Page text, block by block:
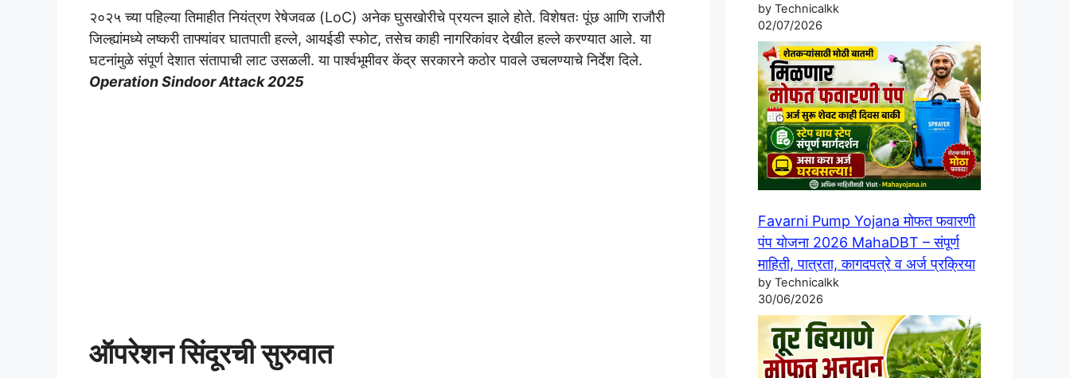
२०२५ च्या पहिल्या तिमाहीत नियंत्रण रेषेजवळ (LoC) अनेक घुसखोरीचे प्रयत्न झाले होते. विशेषतः पूंछ आणि राजौरी
जिल्ह्यांमध्ये लष्करी ताफ्यांवर घातपाती हल्ले, आयईडी स्फोट, तसेच काही नागरिकांवर देखील हल्ले करण्यात आले. या
घटनांमुळे संपूर्ण देशात संतापाची लाट उसळली. या पार्श्वभूमीवर केंद्र सरकारने कठोर पावले उचलण्याचे निर्देश दिले.
Operation Sindoor Attack 2025
ऑपरेशन सिंदूरची सुरुवात
by Technicalkk
02/07/2026
Favarni Pump Yojana मोफत फवारणी
पंप योजना 2026 MahaDBT – संपूर्ण
माहिती, पात्रता, कागदपत्रे व अर्ज प्रक्रिया
by Technicalkk
30/06/2026